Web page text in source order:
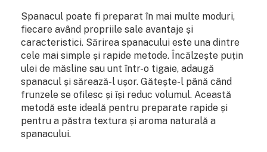
Spanacul poate fi preparat în mai multe moduri,
fiecare având propriile sale avantaje și
caracteristici. Sărirea spanacului este una dintre
cele mai simple și rapide metode. Încălzește puțin
ulei de măsline sau unt într-o tigaie, adaugă
spanacul și sărează-l ușor. Gătește-l până când
frunzele se ofilesc și își reduc volumul. Această
metodă este ideală pentru preparate rapide și
pentru a păstra textura și aroma naturală a
spanacului.